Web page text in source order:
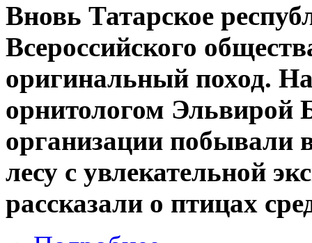
Вновь Татарское
Всероссийского
оригинальный поход. На
орнитологом Эльвирой
организации побывали
лесу с увлекательной
рассказали о птицах